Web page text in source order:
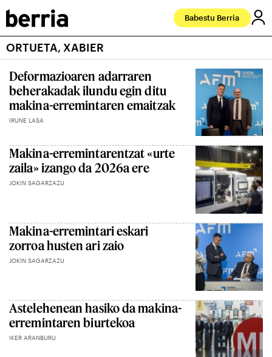
Babestu Berria
ORTUETA, XABIER
Deformazioaren adarraren
beherakadak ilundu egin ditu
makina-erremintaren emaitzak
IRUNE LASA
Makina-erremintarentzat «urte
zaila» izango da 2026a ere
JOKIN SAGARZAZU
Makina-erremintari eskari
zorroa husten ari zaio
JOKIN SAGARZAZU
Astelehenean hasiko da makina-
erremintaren biurtekoa
IKER ARANBURU